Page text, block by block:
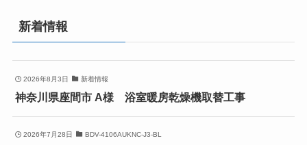
新着情報
2026年8月3日 新着情報
神奈川県座間市 A様 浴室暖房乾燥機取替工事
2026年7月28日 BDV-4106AUKNC-J3-BL